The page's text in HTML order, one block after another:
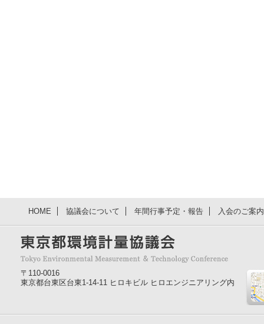
HOME 協議会について 年間行事予定・報告 入会のご案
〒110-0016
東京都台東区台東1-14-11 ヒロキビル ヒロエンジニアリング内